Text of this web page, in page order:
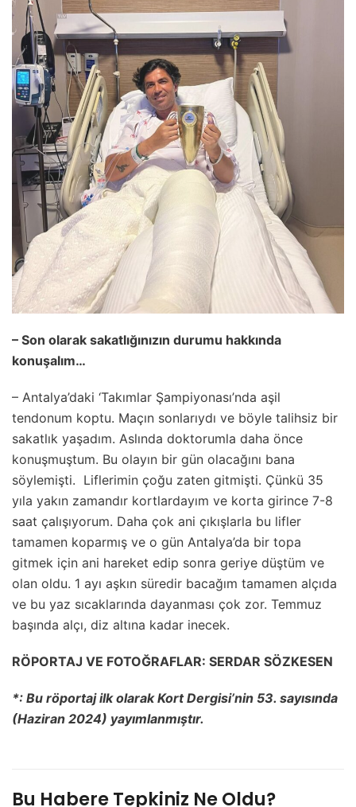
– Son olarak sakatlığınızın durumu hakkında
konuşalım…
– Antalya’daki ‘Takımlar Şampiyonası’nda aşil
tendonum koptu. Maçın sonlarıydı ve böyle talihsiz bir
sakatlık yaşadım. Aslında doktorumla daha önce
konuşmuştum. Bu olayın bir gün olacağını bana
söylemişti. Liflerimin çoğu zaten gitmişti. Çünkü 35
yıla yakın zamandır kortlardayım ve korta girince 7-8
saat çalışıyorum. Daha çok ani çıkışlarla bu lifler
tamamen koparmış ve o gün Antalya’da bir topa
gitmek için ani hareket edip sonra geriye düştüm ve
olan oldu. 1 ayı aşkın süredir bacağım tamamen alçıda
ve bu yaz sıcaklarında dayanması çok zor. Temmuz
başında alçı, diz altına kadar inecek.
RÖPORTAJ VE FOTOĞRAFLAR: SERDAR SÖZKESEN
*: Bu röportaj ilk olarak Kort Dergisi’nin 53. sayısında
(Haziran 2024) yayımlanmıştır.
Bu Habere Tepkiniz Ne Oldu?